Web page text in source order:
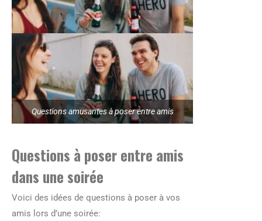
Questions amusantes à poser entre amis
Questions à poser entre amis
dans une soirée
Voici des idées de questions à poser à vos
amis lors d’une soirée: